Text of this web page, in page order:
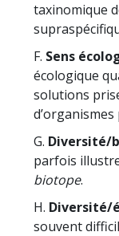
taxinomique
F. Sens
écologique
solutions
d’organismes
G. Diversité/
parfois
biotope.
H. Diversité/
souvent